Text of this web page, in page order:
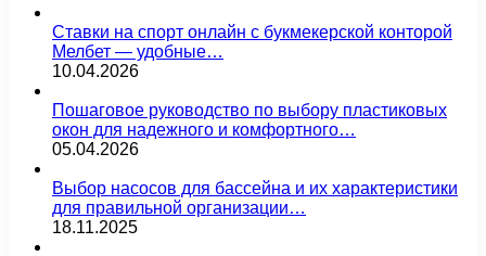
Ставки на спорт онлайн с букмекерской конторой
Мелбет — удобные…
10.04.2026
Пошаговое руководство по выбору пластиковых
окон для надежного и комфортного…
05.04.2026
Выбор насосов для бассейна и их характеристики
для правильной организации…
18.11.2025